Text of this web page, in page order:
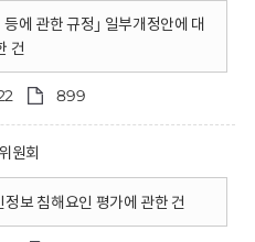
에 관한 규정｣ 일부개정안에 대
건
899
원회
보 침해요인 평가에 관한 건